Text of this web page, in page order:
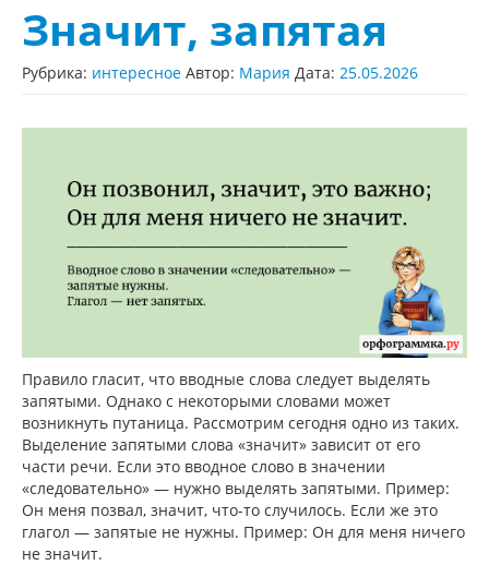
Значит, запятая
Рубрика: интересное Автор: Мария Дата: 25.05.2026
Правило гласит, что вводные слова следует выделять
запятыми. Однако с некоторыми словами может
возникнуть путаница. Рассмотрим сегодня одно из таких.
Выделение запятыми слова «значит» зависит от его
части речи. Если это вводное слово в значении
«следовательно» — нужно выделять запятыми. Пример:
Он меня позвал, значит, что-то случилось. Если же это
глагол — запятые не нужны. Пример: Он для меня ничего
не значит.